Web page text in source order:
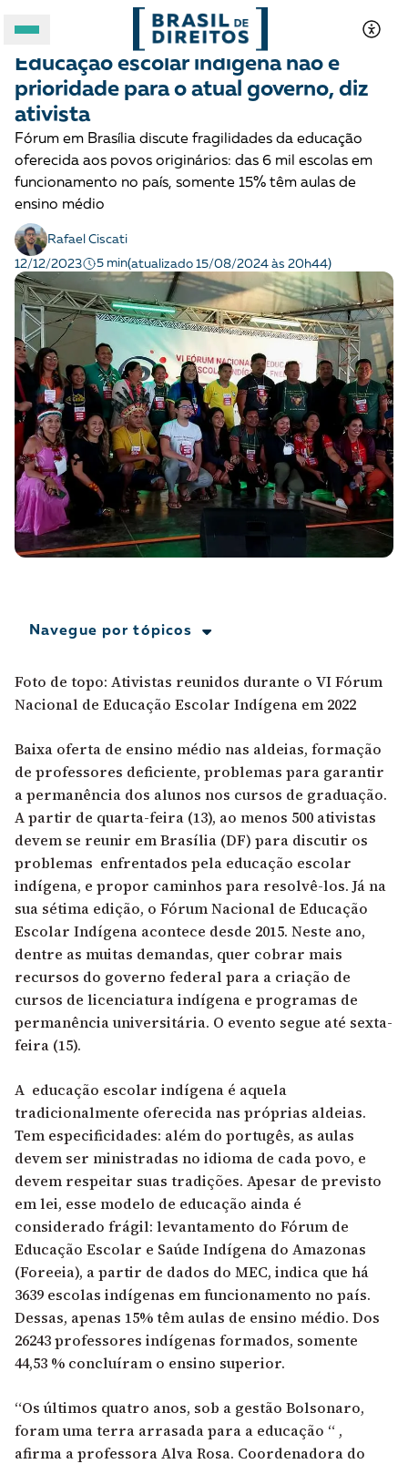
A BRASIL DE DIREITOS
ASSUNTOS
FORMATOS
Apoie a Brasil de Direitos
A [BD] conta as histórias de quem defende
direitos humanos no Brasil. Para continuar,
esse trabalho precisa da sua doação!
VEJA COMO APOIAR!
POVOS INDÍGENAS
Notícias
Educação escolar indígena não é
prioridade para o atual governo, diz
ativista
Fórum em Brasília discute fragilidades da educação
oferecida aos povos originários: das 6 mil escolas em
funcionamento no país, somente 15% têm aulas de
ensino médio
Rafael Ciscati
12/12/2023
5 min(atualizado 15/08/2024 às 20h44)
Navegue por tópicos
Foto de topo: Ativistas reunidos durante o VI Fórum
Nacional de Educação Escolar Indígena em 2022
Baixa oferta de ensino médio nas aldeias, formação
de professores deficiente, problemas para garantir
a permanência dos alunos nos cursos de graduação.
A partir de quarta-feira (13), ao menos 500 ativistas
devem se reunir em Brasília (DF) para discutir os
problemas enfrentados pela educação escolar
indígena, e propor caminhos para resolvê-los. Já na
sua sétima edição, o Fórum Nacional de Educação
Escolar Indígena acontece desde 2015. Neste ano,
dentre as muitas demandas, quer cobrar mais
recursos do governo federal para a criação de
cursos de licenciatura indígena e programas de
permanência universitária. O evento segue até sexta-
feira (15).
A educação escolar indígena é aquela
tradicionalmente oferecida nas próprias aldeias.
Tem especificidades: além do portugês, as aulas
devem ser ministradas no idioma de cada povo, e
devem respeitar suas tradições. Apesar de previsto
em lei, esse modelo de educação ainda é
considerado frágil: levantamento do Fórum de
Educação Escolar e Saúde Indígena do Amazonas
(Foreeia), a partir de dados do MEC, indica que há
3639 escolas indígenas em funcionamento no país.
Dessas, apenas 15% têm aulas de ensino médio. Dos
26243 professores indígenas formados, somente
44,53 % concluíram o ensino superior.
“Os últimos quatro anos, sob a gestão Bolsonaro,
foram uma terra arrasada para a educação “ ,
afirma a professora Alva Rosa. Coordenadora do